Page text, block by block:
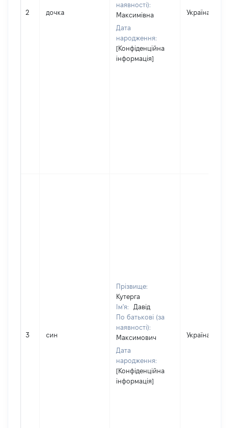
2 дочка
наявності):
Максимівна
Дата
народження:
[Конфіденційна
інформація]
Україна
3 син
Прізвище:
Кутерга
Ім'я:
Давід
По батькові (за
наявності):
Максимович
Дата
народження:
[Конфіденційна
інформація]
Україна